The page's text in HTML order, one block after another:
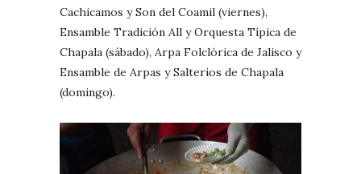
Cachicamos y Son del Coamil (viernes),
Ensamble Tradición All y Orquesta Típica de
Chapala (sábado), Arpa Folclórica de Jalisco y
Ensamble de Arpas y Salterios de Chapala
(domingo).